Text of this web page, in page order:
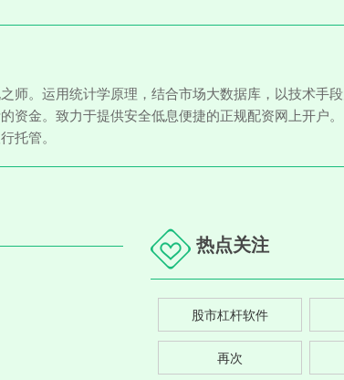
师。运用统计学原理，结合市场大数据库，以技术手
资金。致力于提供安全低息便捷的正规配资网上开户
托管。
热点关注
股市杠杆软件
再次